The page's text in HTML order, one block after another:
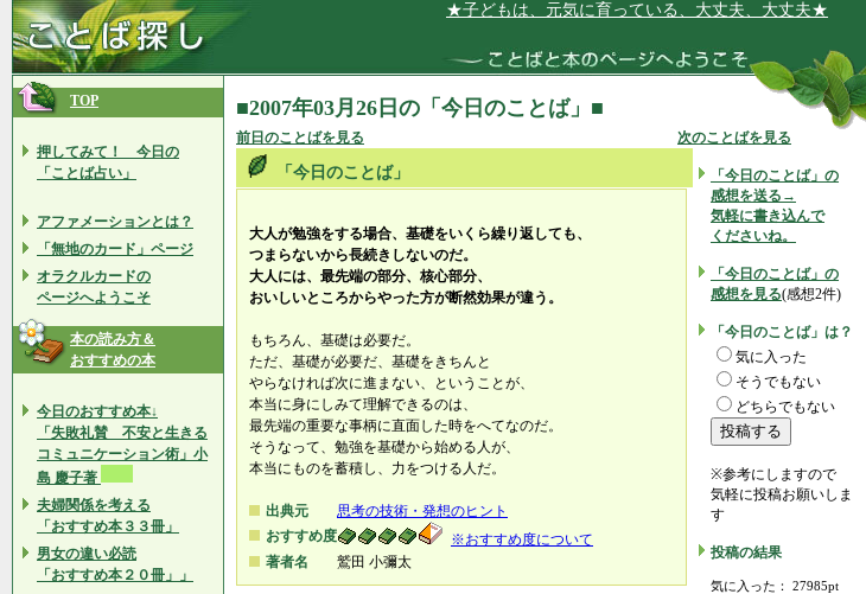
★子どもは、元気に育っている、大丈夫、大丈夫★
TOP
押してみて！ 今日の
「ことば占い」
アファメーションとは？
「無地のカード」ページ
オラクルカードの
ページへようこそ
本の読み方＆
おすすめの本
今日のおすすめ本↓
「失敗礼賛 不安と生きる
コミュニケーション術」小
島 慶子著
夫婦関係を考える
「おすすめ本３３冊」
男女の違い必読
「おすすめ本２０冊」」
■2007年03月26日の「今日のことば」■
前日のことばを見る 次のことばを見る
「今日のことば」
大人が勉強をする場合、基礎をいくら繰り返しても、
つまらないから長続きしないのだ。
大人には、最先端の部分、核心部分、
おいしいところからやった方が断然効果が違う。
もちろん、基礎は必要だ。
ただ、基礎が必要だ、基礎をきちんと
やらなければ次に進まない、ということが、
本当に身にしみて理解できるのは、
最先端の重要な事柄に直面した時をへてなのだ。
そうなって、勉強を基礎から始める人が、
本当にものを蓄積し、力をつける人だ。
出典元
思考の技術・発想のヒント
おすすめ度
※おすすめ度について
著者名
鷲田 小彌太
「今日のことば」の
感想を送る→
気軽に書き込んで
くださいね。
「今日のことば」の
感想を見る(感想2件)
「今日のことば」は？
気に入った
そうでもない
どちらでもない
※参考にしますので
気軽に投稿お願いしま
す
投稿の結果
気に入った： 27985pt